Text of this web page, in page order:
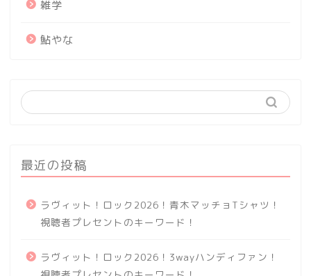
雑学
鮎やな
最近の投稿
ラヴィット！ロック2026！青木マッチョTシャツ！
視聴者プレセントのキーワード！
ラヴィット！ロック2026！3wayハンディファン！